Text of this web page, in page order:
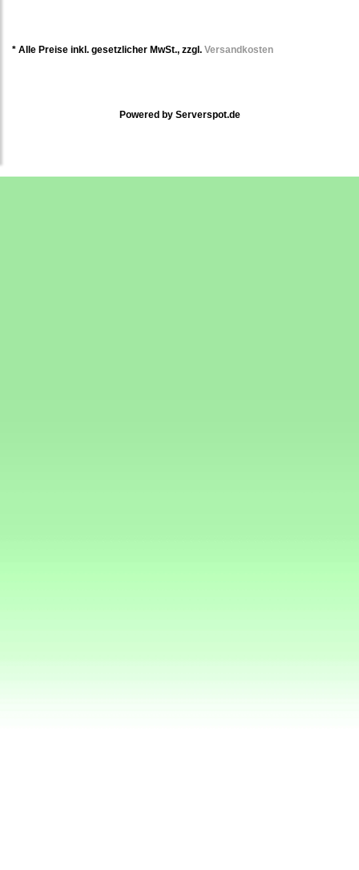
* Alle Preise inkl. gesetzlicher MwSt., zzgl. Versandkosten
Powered by Serverspot.de